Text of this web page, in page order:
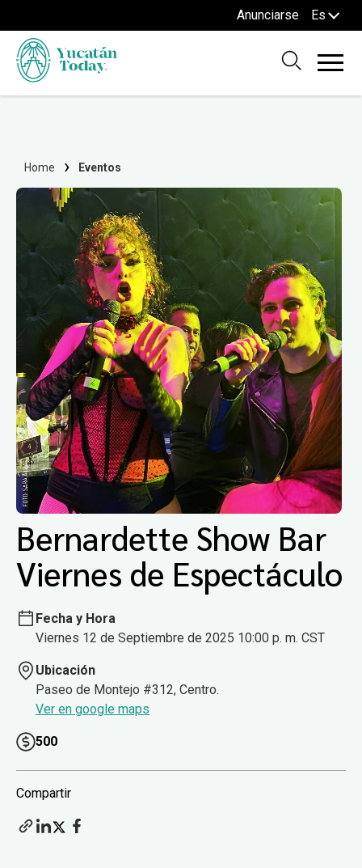
Anunciarse Es
Home Eventos
Bernardette Show Bar
Viernes de Espectáculo
Fecha y Hora
Viernes 12 de Septiembre de 2025 10:00 p. m. CST
Ubicación
Paseo de Montejo #312, Centro.
Ver en google maps
500
Compartir